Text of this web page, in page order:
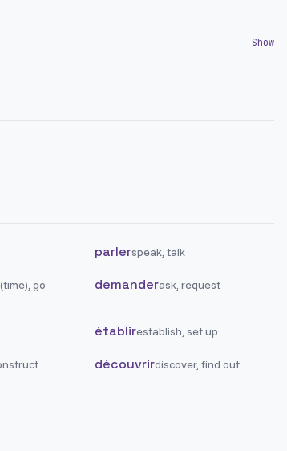
parlerspeak, talk
go
demanderask, request
établirestablish, set up
découvrirdiscover, find out